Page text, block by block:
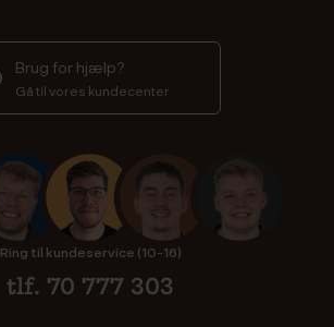
Brug for hjælp?
Gå til vores kundecenter
Ring til kundeservice (10-16)
tlf. 70 777 303